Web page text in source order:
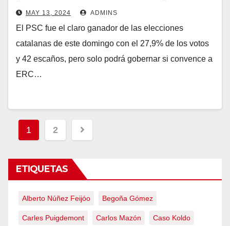
ERC hundido en un escenario de
independentismo a la baja
MAY 13, 2024 ADMINS
El PSC fue el claro ganador de las elecciones
catalanas de este domingo con el 27,9% de los votos
y 42 escaños, pero solo podrá gobernar si convence a
ERC…
Paginación
entradas
1 2
ETIQUETAS
Alberto Núñez Feijóo Begoña Gómez
Carles Puigdemont Carlos Mazón Caso Koldo